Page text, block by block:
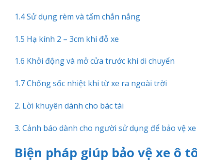
1.4 Sử dụng rèm và tấm chắn nắng
1.5 Hạ kính 2 – 3cm khi đỗ xe
1.6 Khởi động và mở cửa trước khi di chuyển
1.7 Chống sốc nhiệt khi từ xe ra ngoài trời
2. Lời khuyên dành cho bác tài
3. Cảnh báo dành cho người sử dụng để bảo vệ
Biện pháp giúp bảo vệ xe ô